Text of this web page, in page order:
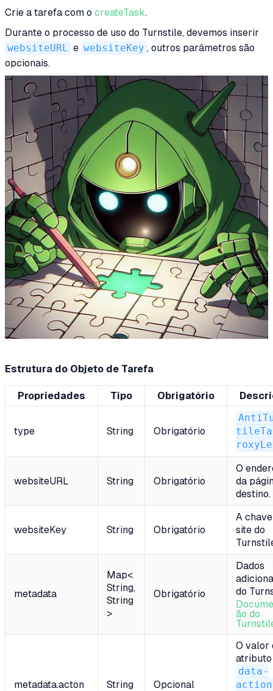
Crie a tarefa com o createTask.
Durante o processo de uso do Turnstile, devemos inserir
websiteURL e websiteKey , outros parâmetros são
opcionais.
Estrutura do Objeto de Tarefa
Propriedades Tipo Obrigatório
type String Obrigatório
websiteURL String Obrigatório
O
da
destino.
websiteKey String Obrigatório
A
site do
metadata
Map<
String,
String
>
Obrigatório
Dados
do
ão do
metadata.acton String Opcional
O valor
atributo
data-
action